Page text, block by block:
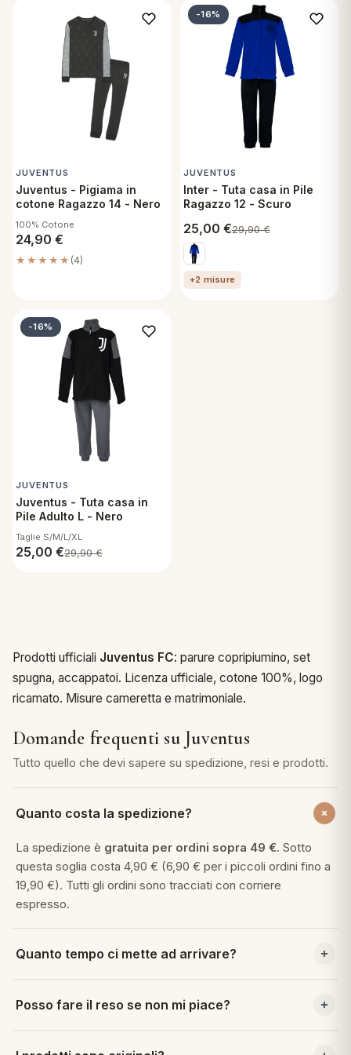
JUVENTUS
Juventus - Pigiama in
cotone Ragazzo 14 - Nero
100% Cotone
24,90 €
★★★★★ (4)
-16%
JUVENTUS
Inter - Tuta casa in Pile
Ragazzo 12 - Scuro
25,00 €29,90€
+2 misure
-16%
JUVENTUS
Juventus - Tuta casa in
Pile Adulto L - Nero
Taglie S/M/L/XL
25,00 €29,90€
Prodotti ufficiali Juventus FC: parure copripiumino, set
spugna, accappatoi. Licenza ufficiale, cotone 100%, logo
ricamato. Misure cameretta e matrimoniale.
Domande frequenti su Juventus
Tutto quello che devi sapere su spedizione, resi e prodotti.
Quanto costa la spedizione?
La spedizione è gratuita per ordini sopra 49 €. Sotto
questa soglia costa 4,90 € (6,90 € per i piccoli ordini fino a
19,90 €). Tutti gli ordini sono tracciati con corriere
espresso.
Quanto tempo ci mette ad arrivare?
la consegna avviene in24/48 orein tutta Italia con corriere
Posso fare il reso se non mi piace?